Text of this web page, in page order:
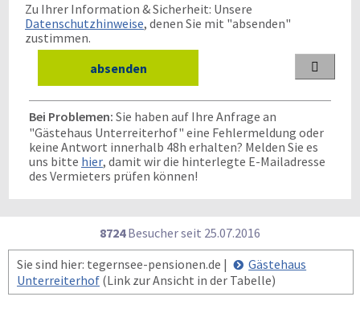
Zu Ihrer Information & Sicherheit: Unsere
Datenschutzhinweise, denen Sie mit "absenden"
zustimmen.

Bei Problemen: Sie haben auf Ihre Anfrage an
"Gästehaus Unterreiterhof" eine Fehlermeldung oder
keine Antwort innerhalb 48h erhalten? Melden Sie es
uns bitte hier, damit wir die hinterlegte E-Mailadresse
des Vermieters prüfen können!
8724Besucher seit 25.07.2016
Sie sind hier: tegernsee-pensionen.de |
Gästehaus
Unterreiterhof (Link zur Ansicht in der Tabelle)